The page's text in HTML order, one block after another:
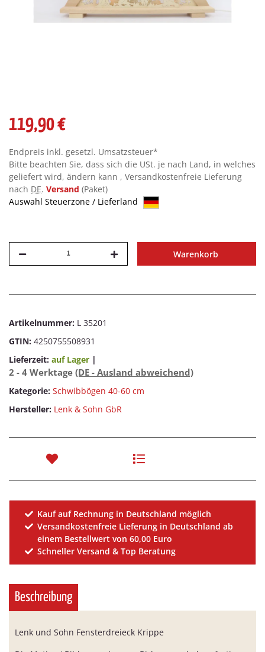
119,90 €
Endpreis inkl. gesetzl. Umsatzsteuer*
Bitte beachten Sie, dass sich die USt. je nach Land, in welches
geliefert wird, ändern kann , Versandkostenfreie Lieferung
nach DE. Versand (Paket)
Auswahl Steuerzone / Lieferland
Warenkorb
Artikelnummer: L 35201
GTIN: 4250755508931
Lieferzeit: auf Lager |
2 - 4 Werktage (DE - Ausland abweichend)
Kategorie: Schwibbögen 40-60 cm
Hersteller: Lenk & Sohn GbR
Kauf auf Rechnung in Deutschland möglich
Versandkostenfreie Lieferung in Deutschland ab
einem Bestellwert von 60,00 Euro
Schneller Versand & Top Beratung
Beschreibung
Lenk und Sohn Fensterdreieck Krippe